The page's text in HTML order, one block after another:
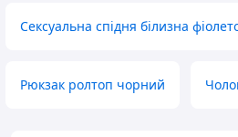
Сексуальна спідня білизна
Рюкзак ролтоп чорний